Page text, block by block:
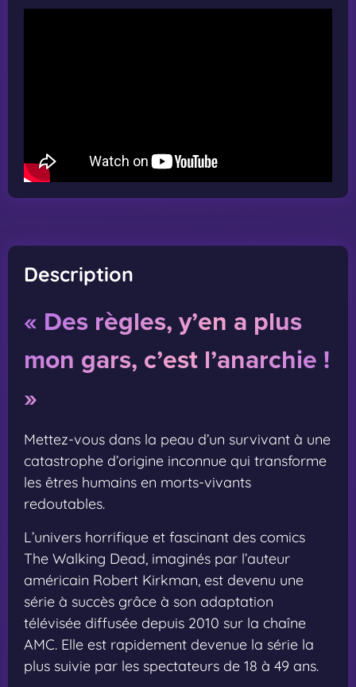
Description
« Des règles, y’en a plus
mon gars, c’est l’anarchie !
»
Mettez-vous dans la peau d’un survivant à une
catastrophe d’origine inconnue qui transforme
les êtres humains en morts-vivants
redoutables.
L’univers horrifique et fascinant des comics
The Walking Dead, imaginés par l’auteur
américain Robert Kirkman, est devenu une
série à succès grâce à son adaptation
télévisée diffusée depuis 2010 sur la chaîne
AMC. Elle est rapidement devenue la série la
plus suivie par les spectateurs de 18 à 49 ans.